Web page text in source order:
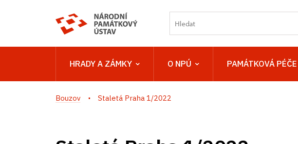
HRADY A ZÁMKY O NPÚ PAMÁTKOVÁ PÉČE
Bouzov Staletá Praha 1/2022